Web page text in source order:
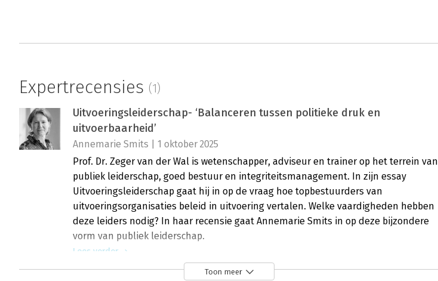
Expertrecensies (1)
Uitvoeringsleiderschap- ‘Balanceren tussen politieke druk en
uitvoerbaarheid’
Annemarie Smits | 1 oktober 2025
Prof. Dr. Zeger van der Wal is wetenschapper, adviseur en trainer op het terrein van
publiek leiderschap, goed bestuur en integriteitsmanagement. In zijn essay
Uitvoeringsleiderschap gaat hij in op de vraag hoe topbestuurders van
uitvoeringsorganisaties beleid in uitvoering vertalen. Welke vaardigheden hebben
deze leiders nodig? In haar recensie gaat Annemarie Smits in op deze bijzondere
vorm van publiek leiderschap.
Lees verder
Toon meer